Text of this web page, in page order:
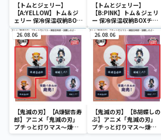
【トムとジェリー】
【A:YELLOW】トム＆ジ
ェリー 保冷保温収納BOX
チェア
【トムとジェリー】
【B:PINK】トム＆ジェリ
ー 保冷保温収納BOXチェ
ア
26.08.06
【鬼滅の刃】【A煉獄杏寿
郎】アニメ「鬼滅の刃」
プチっと灯りマス～煉獄
杏寿郎・胡蝶しのぶ～
26.08.06
【鬼滅の刃】【B胡蝶しの
ぶ】アニメ「鬼滅の刃」
プチっと灯りマス～煉獄
杏寿郎・胡蝶しのぶ～